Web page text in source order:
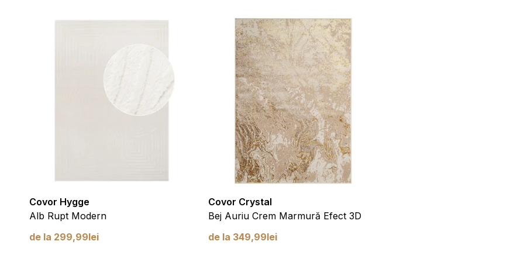
Covor Hygge
Alb Rupt Modern
de la 299,99lei
Covor Crystal
Bej Auriu Crem Marmură Efect 3D
de la 349,99lei
esențiale pentru funcțiile de bază ale site-ului și site-ul nu va funcționa corect fără ele.
permit site-ului să rețină informații care schimbă aspectul sau funcționarea site-ului, de
regiunea în care se află utilizatorul.
deținătorii de site-uri să înțeleagă cum se comportă diferiți utilizatori pe site, prin colectarea și
utilizate pentru a urmări utilizatorii pe site-uri web. Scopul este de a afișa reclame care